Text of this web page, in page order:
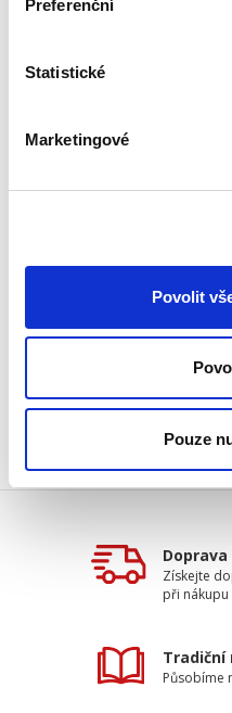
Preferenční
Statistické
Marketingové
Povolit
Pouze
pedagogové a
ISBN:978-80-7400-
1.
Datum vydání:13.
Typ publikace:
Získejte
při nákupu
Působíme